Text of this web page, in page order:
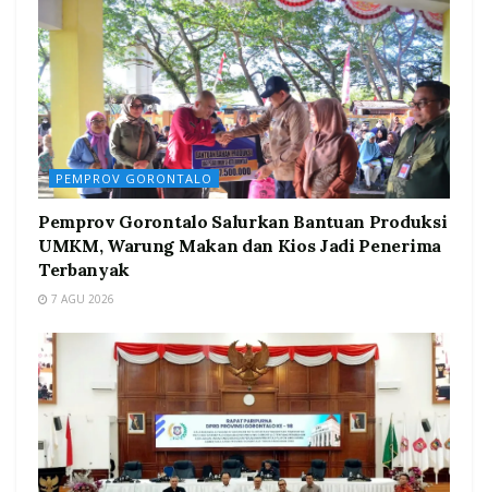
PEMPROV GORONTALO
Pemprov Gorontalo Salurkan Bantuan Produksi
UMKM, Warung Makan dan Kios Jadi Penerima
Terbanyak
7 AGU 2026